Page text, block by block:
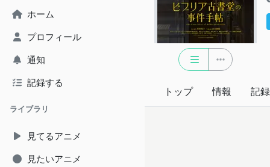
ホーム
プロフィール
通知
記録する
ライブラリ
見てるアニメ
見たいアニメ
トップ 情報 記録